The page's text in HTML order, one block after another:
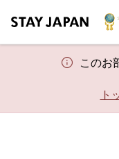
このお
ト